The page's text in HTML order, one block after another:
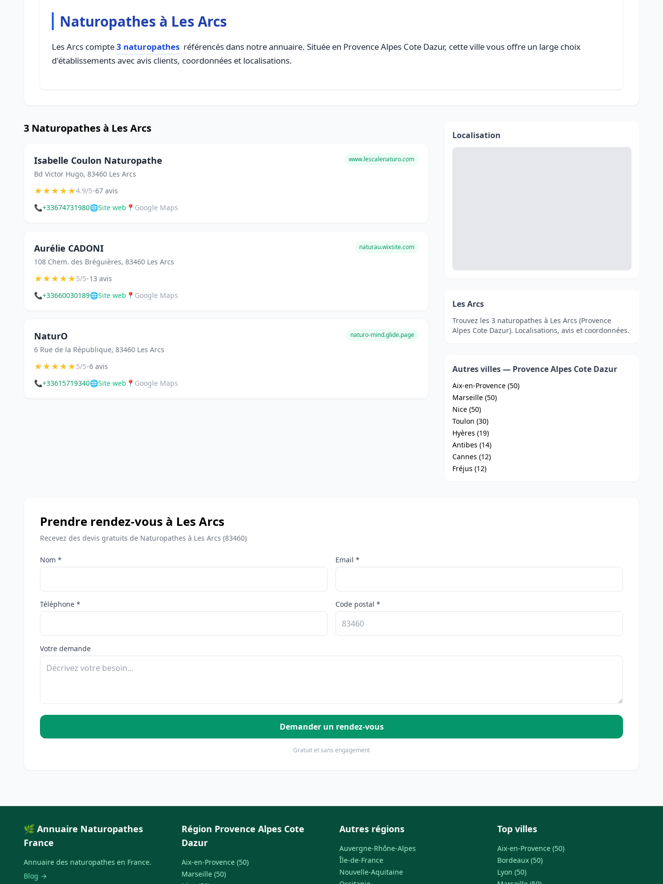
Naturopathes à Les Arcs
Les Arcs compte3 naturopathes référencés dans notre annuaire. Située en Provence Alpes Cote Dazur, cette ville vous offre un large choix
d'établissements avec avis clients, coordonnées et localisations.
3 Naturopathes à Les Arcs
Isabelle Coulon Naturopathe
Bd Victor Hugo, 83460 Les Arcs
www.lescalenaturo.com
★★★★★4.9/5•67 avis
📞+33674731980🌐Site web 📍 Google Maps
Aurélie CADONI
108 Chem. des Bréguières, 83460 Les Arcs
naturau.wixsite.com
★★★★★5/5•13 avis
📞+33660030189🌐Site web 📍 Google Maps
NaturO
6 Rue de la République, 83460 Les Arcs
naturo-mind.glide.page
★★★★★5/5•6 avis
📞+33615719340🌐Site web 📍 Google Maps
Localisation
Les Arcs
Trouvez les 3 naturopathes à Les Arcs (Provence
Alpes Cote Dazur). Localisations, avis et coordonnées.
Autres villes — Provence Alpes Cote Dazur
Aix-en-Provence (50)
Marseille (50)
Nice (50)
Toulon (30)
Hyères (19)
Antibes (14)
Cannes (12)
Fréjus (12)
Prendre rendez-vous à Les Arcs
Recevez des devis gratuits de Naturopathes à Les Arcs (83460)
Nom * Email *
Téléphone * Code postal *
Votre demande
Demander un rendez-vous
Gratuit et sans engagement
🌿 Annuaire Naturopathes
France
Annuaire des naturopathes en France.
Blog →
Région Provence Alpes Cote
Dazur
Aix-en-Provence (50)
Marseille (50)
Autres régions
Auvergne-Rhône-Alpes
Île-de-France
Nouvelle-Aquitaine
Top villes
Aix-en-Provence (50)
Bordeaux (50)
Lyon (50)